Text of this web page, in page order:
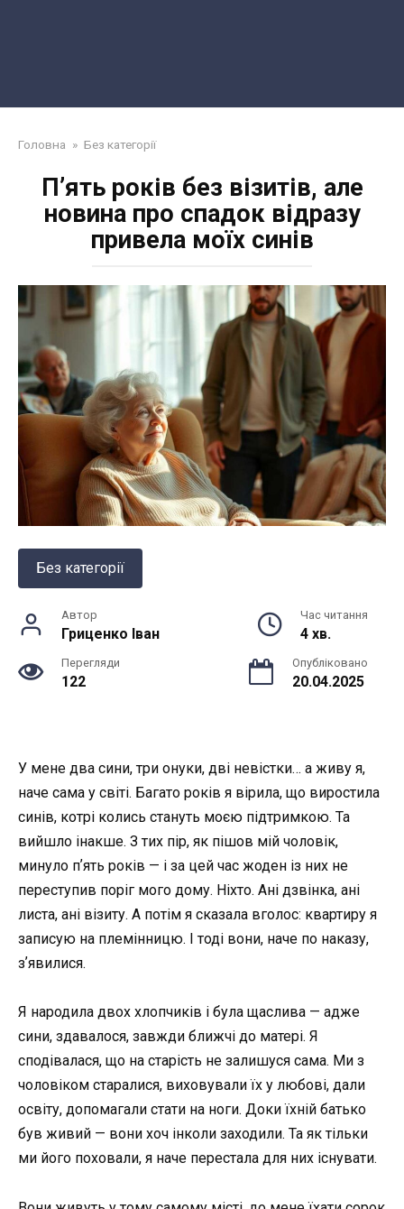
Головна » Без категорії
П’ять років без візитів, але
новина про спадок відразу
привела моїх синів
Без категорії
Автор
Гриценко Іван
Час читання
4 хв.
Перегляди
122
Опубліковано
20.04.2025
У мене два сини, три онуки, дві невістки… а живу я,
наче сама у світі. Багато років я вірила, що виростила
синів, котрі колись стануть моєю підтримкою. Та
вийшло інакше. З тих пір, як пішов мій чоловік,
минуло пʼять років — і за цей час жоден із них не
переступив поріг мого дому. Ніхто. Ані дзвінка, ані
листа, ані візиту. А потім я сказала вголос: квартиру я
записую на племінницю. І тоді вони, наче по наказу,
зʼявилися.
Я народила двох хлопчиків і була щаслива — адже
сини, здавалося, завжди ближчі до матері. Я
сподівалася, що на старість не залишуся сама. Ми з
чоловіком старалися, виховували їх у любові, дали
освіту, допомагали стати на ноги. Доки їхній батько
був живий — вони хоч інколи заходили. Та як тільки
ми його поховали, я наче перестала для них існувати.